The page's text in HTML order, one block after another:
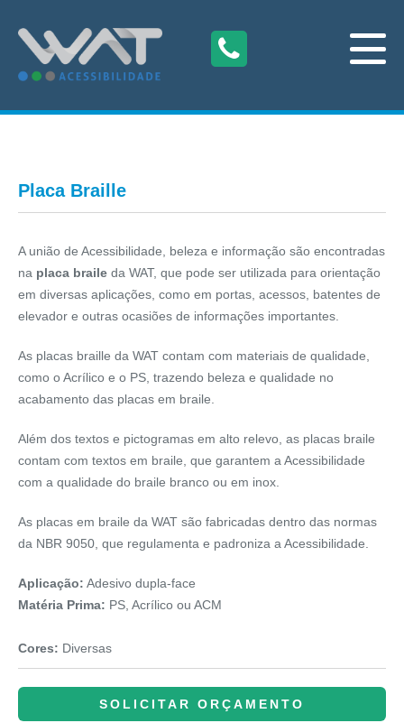
Placa Braille
A união de Acessibilidade, beleza e informação são encontradas
na placa braile da WAT, que pode ser utilizada para orientação
em diversas aplicações, como em portas, acessos, batentes de
elevador e outras ocasiões de informações importantes.
As placas braille da WAT contam com materiais de qualidade,
como o Acrílico e o PS, trazendo beleza e qualidade no
acabamento das placas em braile.
Além dos textos e pictogramas em alto relevo, as placas braile
contam com textos em braile, que garantem a Acessibilidade
com a qualidade do braile branco ou em inox.
As placas em braile da WAT são fabricadas dentro das normas
da NBR 9050, que regulamenta e padroniza a Acessibilidade.
Aplicação: Adesivo dupla-face
Matéria Prima: PS, Acrílico ou ACM
Cores: Diversas
SOLICITAR ORÇAMENTO